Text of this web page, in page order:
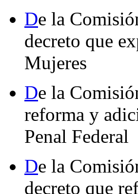
De la
decreto que
Mujeres
De la
reforma y
Penal Federal
De la
decreto que